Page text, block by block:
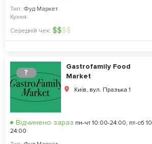
Тип: Фуд Маркет
Кухня:
Середній чек: $$$$
?
Gastrofamily Food
Market
Київ, вул. Празька 1
Відчинено зараз пн-чт 10:00-24:00, пт-сб
24:00